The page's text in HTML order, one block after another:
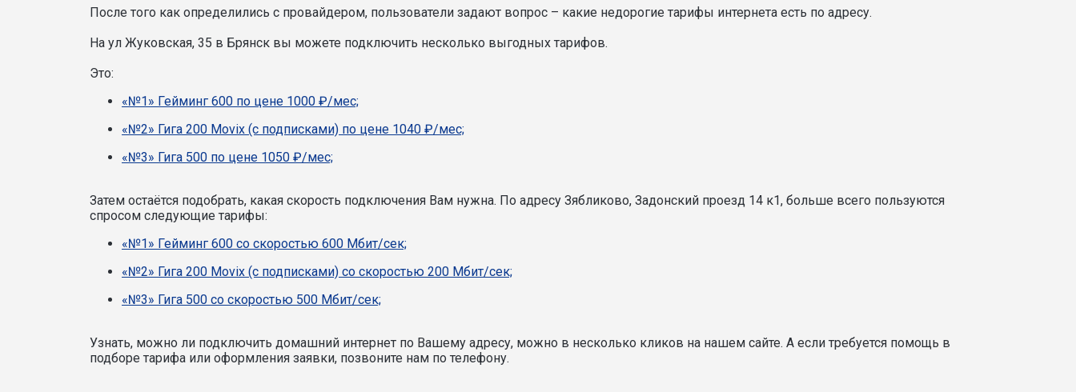
После того как определились с провайдером, пользователи задают вопрос – какие недорогие тарифы интернета есть по адресу.
На ул Жуковская, 35 в Брянск вы можете подключить несколько выгодных тарифов.
Это:
«№1» Гейминг 600 по цене 1000 ₽/мес;
«№2» Гига 200 Movix (с подписками) по цене 1040 ₽/мес;
«№3» Гига 500 по цене 1050 ₽/мес;
Затем остаётся подобрать, какая скорость подключения Вам нужна. По адресу Зябликово, Задонский проезд 14 к1, больше всего пользуются
спросом следующие тарифы:
«№1» Гейминг 600 со скоростью 600 Мбит/сек;
«№2» Гига 200 Movix (с подписками) со скоростью 200 Мбит/сек;
«№3» Гига 500 со скоростью 500 Мбит/сек;
Узнать, можно ли подключить домашний интернет по Вашему адресу, можно в несколько кликов на нашем сайте. А если требуется помощь в
подборе тарифа или оформления заявки, позвоните нам по телефону.